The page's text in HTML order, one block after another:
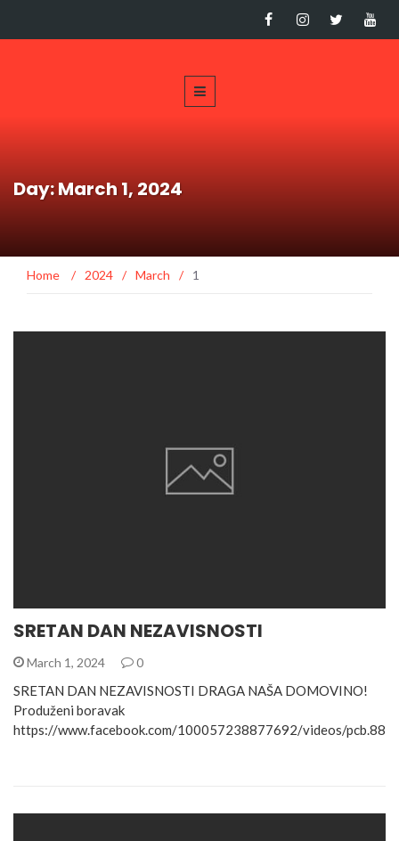
Day: March 1, 2024
Home / 2024 / March / 1
SRETAN DAN NEZAVISNOSTI
March 1, 2024 0
SRETAN DAN NEZAVISNOSTI DRAGA NAŠA DOMOVINO!
Produženi boravak
https://www.facebook.com/100057238877692/videos/